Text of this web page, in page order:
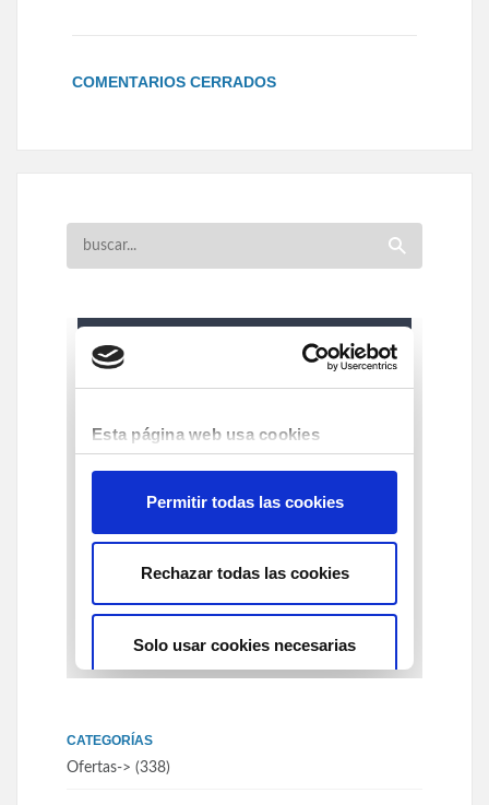
COMENTARIOS CERRADOS
CATEGORÍAS
Ofertas-> (338)